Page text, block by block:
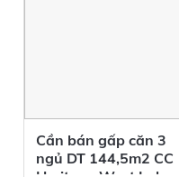
Cần bán gấp căn 3
ngủ DT 144,5m2 CC